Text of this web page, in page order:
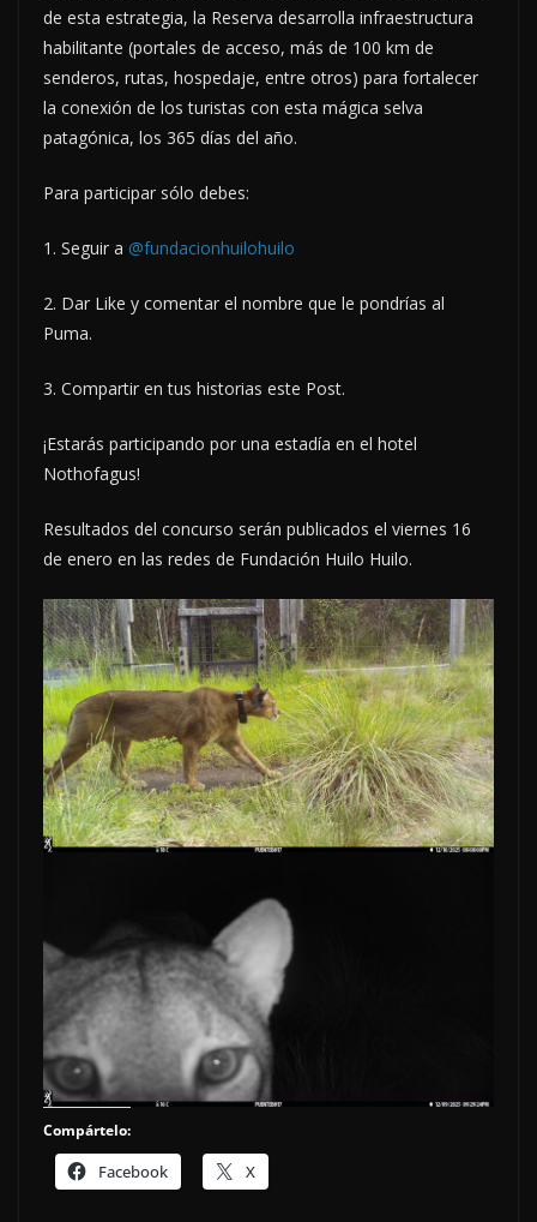
de esta estrategia, la Reserva desarrolla infraestructura
habilitante (portales de acceso, más de 100 km de
senderos, rutas, hospedaje, entre otros) para fortalecer
la conexión de los turistas con esta mágica selva
patagónica, los 365 días del año.
Para participar sólo debes:
1. Seguir a @fundacionhuilohuilo
2. Dar Like y comentar el nombre que le pondrías al
Puma.
3. Compartir en tus historias este Post.
¡Estarás participando por una estadía en el hotel
Nothofagus!
Resultados del concurso serán publicados el viernes 16
de enero en las redes de Fundación Huilo Huilo.
Compártelo:
Facebook X